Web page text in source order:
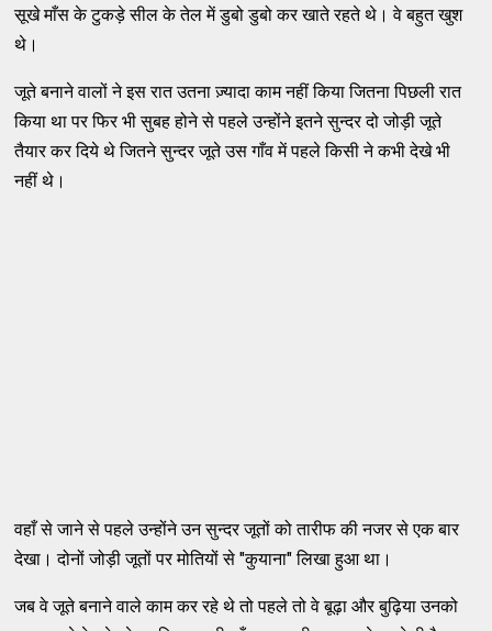
सूखे माँस के टुकड़े सील के तेल में डुबो डुबो कर खाते रहते थे। वे बहुत खुश
थे।
जूते बनाने वालों ने इस रात उतना ज़्यादा काम नहीं किया जितना पिछली रात
किया था पर फिर भी सुबह होने से पहले उन्होंने इतने सुन्दर दो जोड़ी जूते
तैयार कर दिये थे जितने सुन्दर जूते उस गाँव में पहले किसी ने कभी देखे भी
नहीं थे।
वहाँ से जाने से पहले उन्होंने उन सुन्दर जूतों को तारीफ की नजर से एक बार
देखा। दोनों जोड़ी जूतों पर मोतियों से "कुयाना" लिखा हुआ था।
जब वे जूते बनाने वाले काम कर रहे थे तो पहले तो वे बूढ़ा और बुढ़िया उनको